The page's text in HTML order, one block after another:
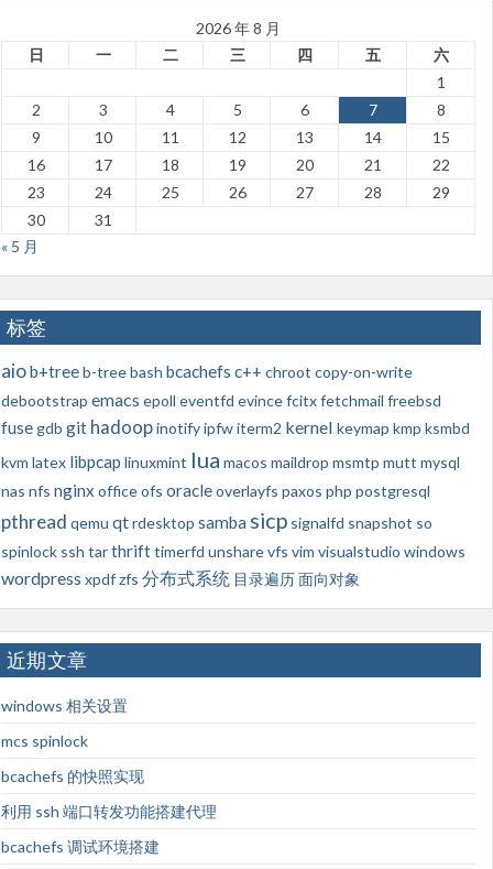
2026 年 8 月
日
一 二 三 四 五
六
1
2
3 4 5 6 7
8
9
10 11 12 13 14
15
16
17 18 19 20 21
22
23
24 25 26 27 28
29
30
31
« 5 月
标签
aiob+treeb-treebash bcachefs c++ chroot copy-on-write
debootstrap emacs epoll eventfd evincefcitxfetchmail freebsd
fuse gdb git hadoopinotifyipfwiterm2 kernel keymap kmp ksmbd
kvm latex libpcap linuxmint lua macos maildrop msmtp mutt mysql
nas nfs nginx officeofs oracleoverlayfs paxos php postgresql
pthread qemu qtrdesktop samba sicp signalfd snapshot so
spinlock ssh tarthrifttimerfd unsharevfs vim visualstudio windows
wordpress xpdfzfs 分布式系统 目录遍历面向对象
近期文章
windows 相关设置
mcs spinlock
bcachefs 的快照实现
利用 ssh 端口转发功能搭建代理
bcachefs 调试环境搭建